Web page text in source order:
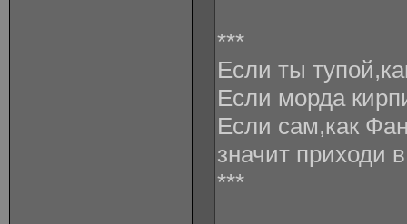
***
Если ты
Если морда
Если сам,как
значит приходи
***